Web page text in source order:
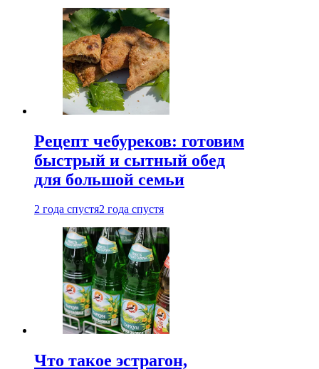
Рецепт чебуреков: готовим
быстрый и сытный обед
для большой семьи
2 года спустя2 года спустя
Что такое эстрагон,